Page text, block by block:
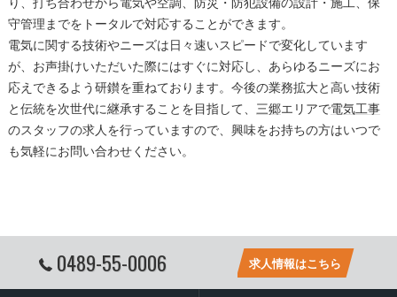
守管理までをトータルで対応することができます。
電気に関する技術やニーズは日々速いスピードで変化しています
が、お声掛けいただいた際にはすぐに対応し、あらゆるニーズにお
応えできるよう研鑚を重ねております。今後の業務拡大と高い技術
と伝統を次世代に継承することを目指して、 三郷エリアで電気工事
のスタッフの求人を行っていますので、興味をお持ちの方はいつで
も気軽にお問い合わせください。
0489-55-0006 求人情報はこちら